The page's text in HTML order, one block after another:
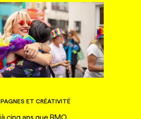
ET CRÉATIVITÉ